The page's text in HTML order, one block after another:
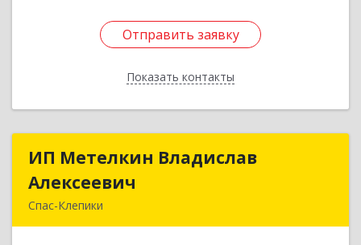
Отправить заявку
Показать контакты
Отправить заявку
Назад
ИП Метелкин Владислав
Алексеевич
Спас-Клепики
ИП Метелкин Владислав